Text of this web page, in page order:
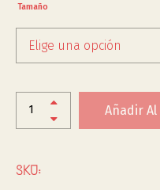
Tamaño
Elige una opción
Añadir
SKU: